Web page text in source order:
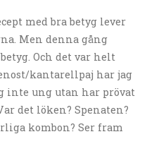
med bra betyg lever
Men denna gång
Och det var helt
kantarellpaj har jag
inte ung utan har prövat
det löken? Spenaten?
kombon? Ser fram